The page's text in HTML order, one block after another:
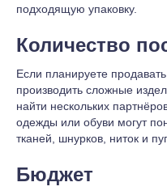
подходящую упаковку.
Количество
Если планируете
производить сложные
найти нескольких
одежды или обуви могут
тканей, шнурков, ниток и
Бюджет